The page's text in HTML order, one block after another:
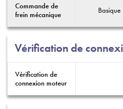
Commande de
frein mécanique
Basique
Vérification de
Vérification de
connexion moteur